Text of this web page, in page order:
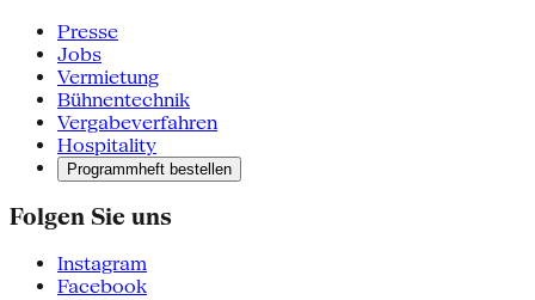
Presse
Jobs
Vermietung
Bühnentechnik
Vergabeverfahren
Hospitality
Programmheft bestellen
Folgen Sie uns
Instagram
Facebook